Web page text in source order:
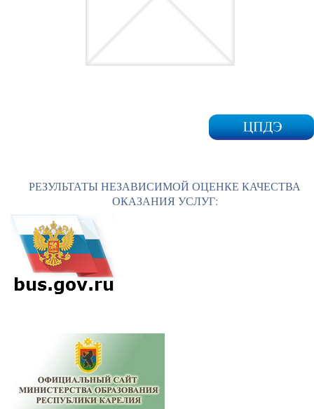
РЕЗУЛЬТАТЫ НЕЗАВИСИМОЙ ОЦЕНКЕ КАЧЕСТВА
ОКАЗАНИЯ УСЛУГ: